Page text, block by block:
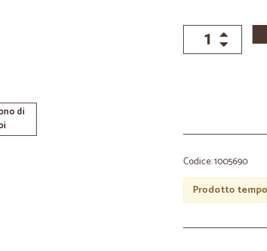
di
Codice: 1005690
Prodotto